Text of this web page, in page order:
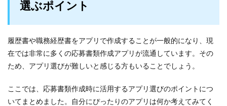
選ぶポイント
履歴書や職務経歴書をアプリで作成することが一般的になり、現
在では非常に多くの応募書類作成アプリが流通しています。その
ため、アプリ選びが難しいと感じる方もいることでしょう。
ここでは、応募書類作成時に活用するアプリ選びのポイントにつ
いてまとめました。自分にぴったりのアプリは何か考えてみてく